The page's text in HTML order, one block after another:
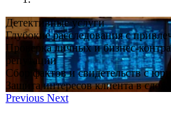
Детективные услуги
Глубокие расследования с
Проверка личных и бизнес-
репутации
Сбор фактов и свидетельств с
Защита интересов клиента в
Previous Next